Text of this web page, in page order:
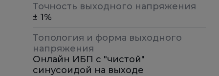
Точность выходного напряжения
± 1%
Топология и форма выходного
напряжения
Онлайн ИБП с "чистой"
синусоидой на выходе